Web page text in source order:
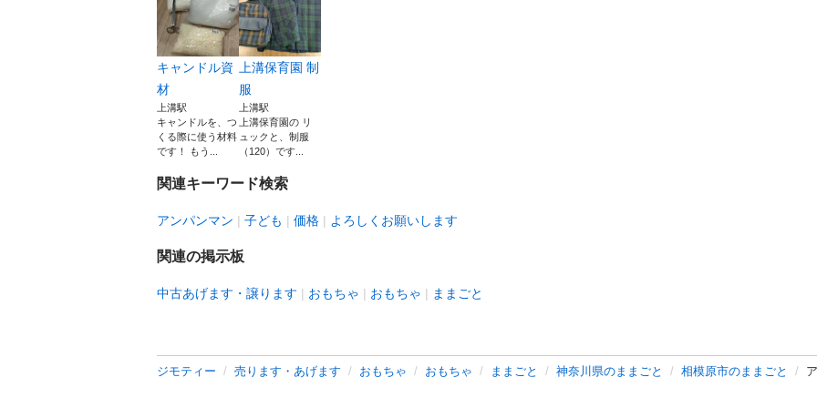
キャンドル資
材
上溝駅
キャンドルを、つ
くる際に使う材料
です！ もう...
上溝保育園 制
服
上溝駅
上溝保育園の リ
ュックと、制服
（120）です...
関連キーワード検索
アンパンマン 子ども 価格 よろしくお願いします
関連の掲示板
中古あげます・譲ります おもちゃ おもちゃ ままごと
ジモティー 売ります・あげます おもちゃ おもちゃ ままごと 神奈川県のままごと 相模原市のままごと